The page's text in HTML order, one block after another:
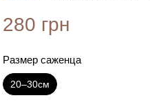
280 грн
Размер саженца
20–30см